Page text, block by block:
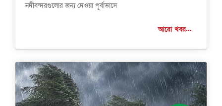
নদীবন্দরগুলোর জন্য দেওয়া পূর্বাভাসে
আরো খবর...